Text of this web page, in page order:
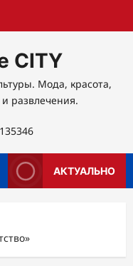
CITY
Мода, красота,
развлечения.
АКТУАЛЬНО